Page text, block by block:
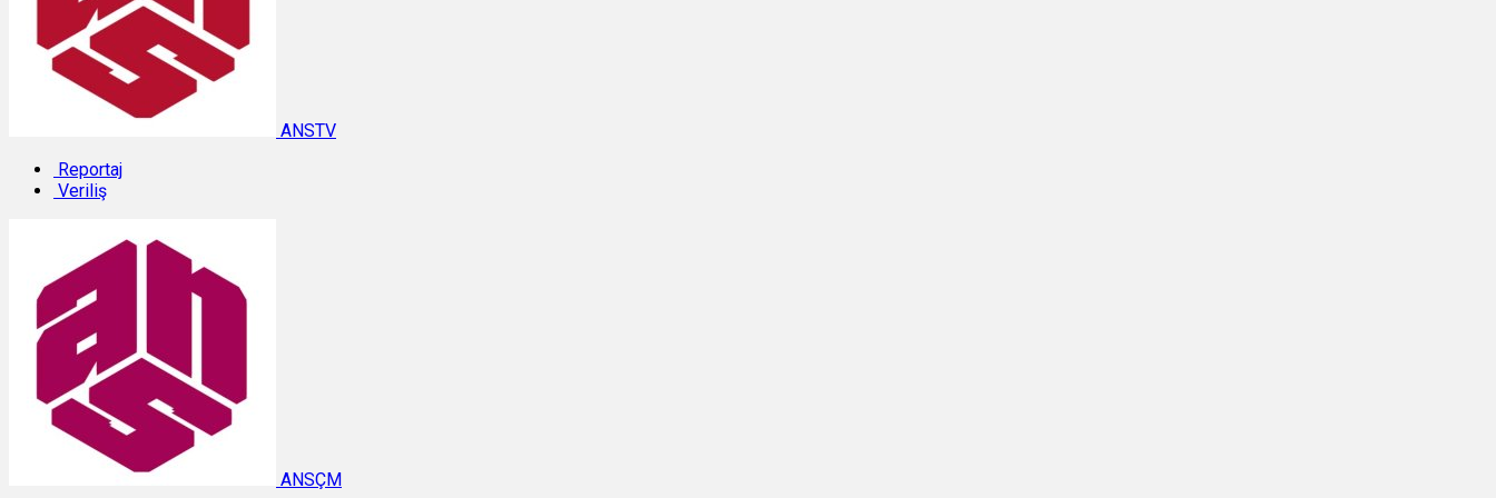
ANSTV
Reportaj
Veriliş
ANSÇM